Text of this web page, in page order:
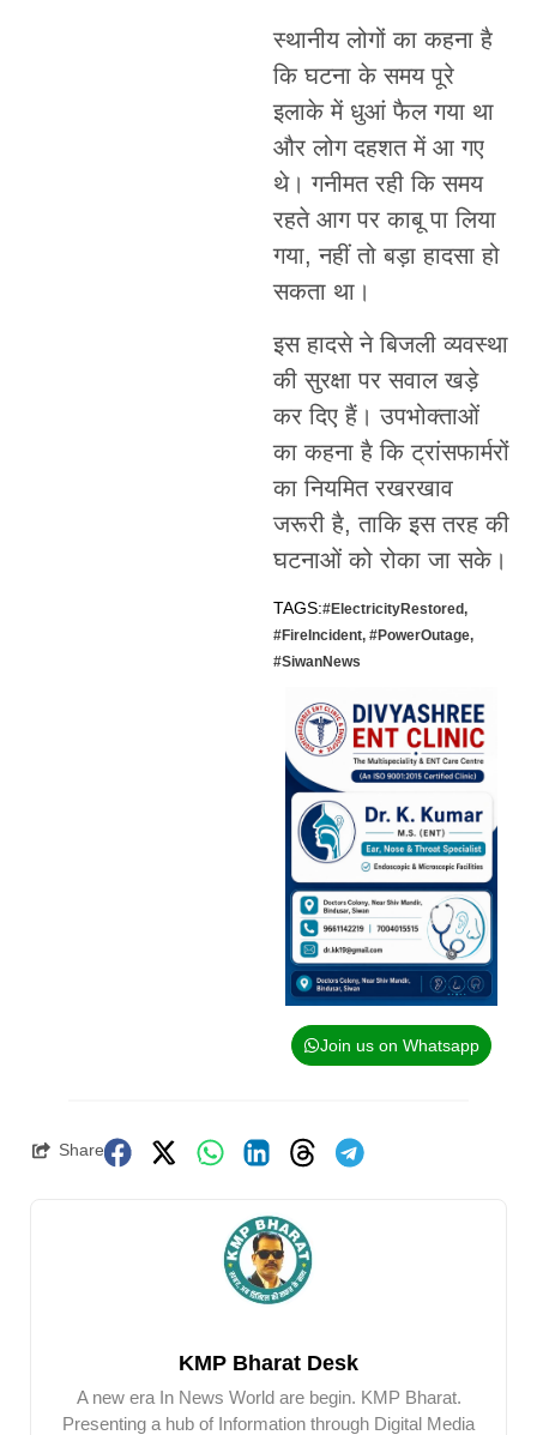
स्थानीय लोगों का कहना है
कि घटना के समय पूरे
इलाके में धुआं फैल गया था
और लोग दहशत में आ गए
थे। गनीमत रही कि समय
रहते आग पर काबू पा लिया
गया, नहीं तो बड़ा हादसा हो
सकता था।
इस हादसे ने बिजली व्यवस्था
की सुरक्षा पर सवाल खड़े
कर दिए हैं। उपभोक्ताओं
का कहना है कि ट्रांसफार्मरों
का नियमित रखरखाव
जरूरी है, ताकि इस तरह की
घटनाओं को रोका जा सके।
TAGS:#ElectricityRestored,
#FireIncident, #PowerOutage,
#SiwanNews
Join us on Whatsapp
Share
KMP Bharat Desk
A new era In News World are begin. KMP Bharat.
Presenting a hub of Information through Digital Media